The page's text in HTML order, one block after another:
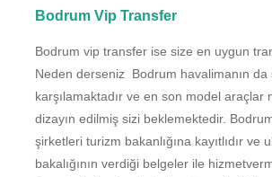
Bodrum Vip Transfer
Bodrum vip transfer ise size en uygun
Neden derseniz Bodrum havalimanın da
karşılamaktadır ve en son model araçlar
dizayın edilmiş sizi beklemektedir.
şirketleri turizm bakanlığına kayıtlıdır ve
bakalığının verdiği belgeler ile